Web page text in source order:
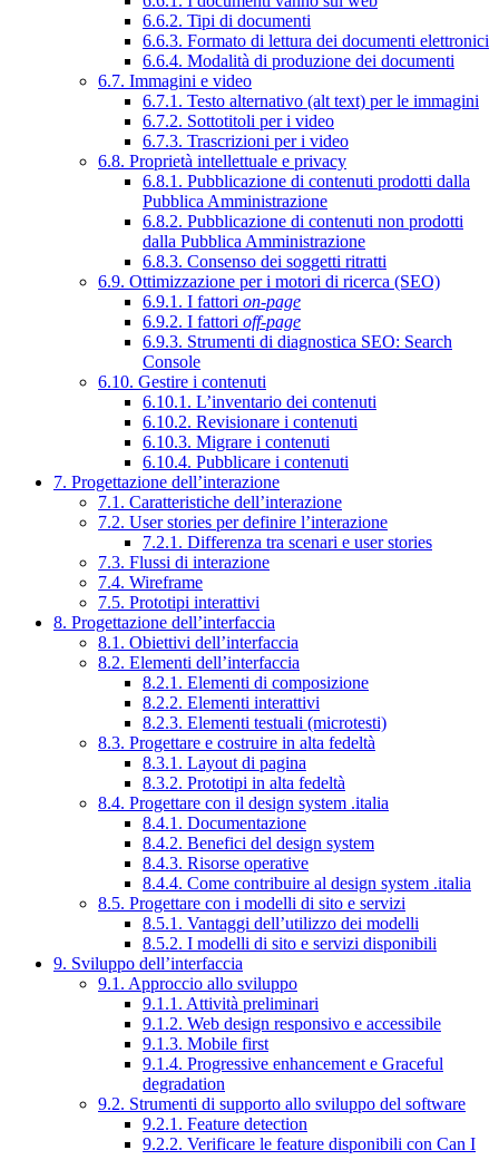
6.6.2. Tipi di documenti
6.6.3. Formato di lettura dei documenti elettronici
6.6.4. Modalità di produzione dei documenti
6.7. Immagini e video
6.7.1. Testo alternativo (alt text) per le immagini
6.7.2. Sottotitoli per i video
6.7.3. Trascrizioni per i video
6.8. Proprietà intellettuale e privacy
6.8.1. Pubblicazione di contenuti prodotti dalla
Pubblica Amministrazione
6.8.2. Pubblicazione di contenuti non prodotti
dalla Pubblica Amministrazione
6.8.3. Consenso dei soggetti ritratti
6.9. Ottimizzazione per i motori di ricerca (SEO)
6.9.1. I fattori on-page
6.9.2. I fattori off-page
6.9.3. Strumenti di diagnostica SEO: Search
Console
6.10. Gestire i contenuti
6.10.1. L’inventario dei contenuti
6.10.2. Revisionare i contenuti
6.10.3. Migrare i contenuti
6.10.4. Pubblicare i contenuti
7. Progettazione dell’interazione
7.1. Caratteristiche dell’interazione
7.2. User stories per definire l’interazione
7.2.1. Differenza tra scenari e user stories
7.3. Flussi di interazione
7.4. Wireframe
7.5. Prototipi interattivi
8. Progettazione dell’interfaccia
8.1. Obiettivi dell’interfaccia
8.2. Elementi dell’interfaccia
8.2.1. Elementi di composizione
8.2.2. Elementi interattivi
8.2.3. Elementi testuali (microtesti)
8.3. Progettare e costruire in alta fedeltà
8.3.1. Layout di pagina
8.3.2. Prototipi in alta fedeltà
8.4. Progettare con il design system .italia
8.4.1. Documentazione
8.4.2. Benefici del design system
8.4.3. Risorse operative
8.4.4. Come contribuire al design system .italia
8.5. Progettare con i modelli di sito e servizi
8.5.1. Vantaggi dell’utilizzo dei modelli
8.5.2. I modelli di sito e servizi disponibili
9. Sviluppo dell’interfaccia
9.1. Approccio allo sviluppo
9.1.1. Attività preliminari
9.1.2. Web design responsivo e accessibile
9.1.3. Mobile first
9.1.4. Progressive enhancement e Graceful
degradation
9.2. Strumenti di supporto allo sviluppo del software
9.2.1. Feature detection
9.2.2. Verificare le feature disponibili con Can I